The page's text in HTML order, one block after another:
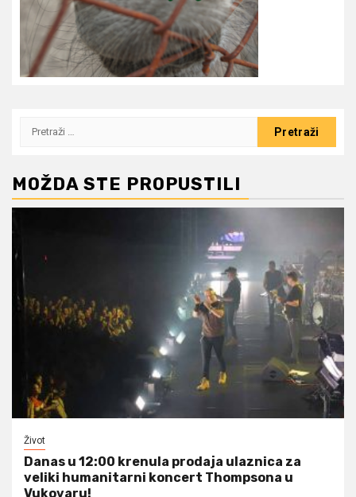
Pretraži:
MOŽDA STE PROPUSTILI
Život
Danas u 12:00 krenula prodaja ulaznica za
veliki humanitarni koncert Thompsona u
Vukovaru!